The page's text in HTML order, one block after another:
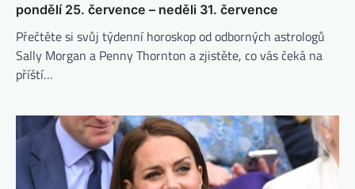
pondělí 25. července – neděli 31. července
Přečtěte si svůj týdenní horoskop od odborných astrologů
Sally Morgan a Penny Thornton a zjistěte, co vás čeká na
příští…